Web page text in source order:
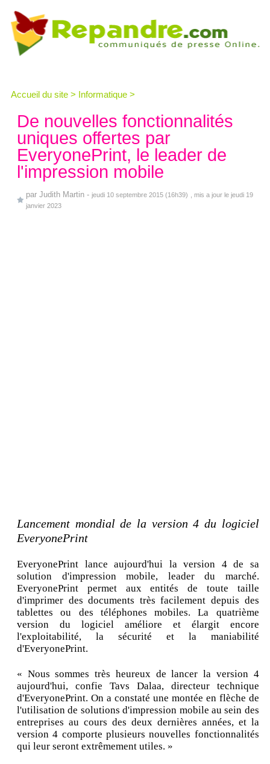
Accueil du site > Informatique >
De nouvelles fonctionnalités
uniques offertes par
EveryonePrint, le leader de
l'impression mobile
par Judith Martin - jeudi 10 septembre 2015 (16h39)
, mis a jour le jeudi 19
janvier 2023
Lancement mondial de la version 4 du logiciel
EveryonePrint
EveryonePrint lance aujourd'hui la version 4 de sa
solution d'impression mobile, leader du marché.
EveryonePrint permet aux entités de toute taille
d'imprimer des documents très facilement depuis des
tablettes ou des téléphones mobiles. La quatrième
version du logiciel améliore et élargit encore
l'exploitabilité, la sécurité et la maniabilité
d'EveryonePrint.
« Nous sommes très heureux de lancer la version 4
aujourd'hui, confie Tavs Dalaa, directeur technique
d'EveryonePrint. On a constaté une montée en flèche de
l'utilisation de solutions d'impression mobile au sein des
entreprises au cours des deux dernières années, et la
version 4 comporte plusieurs nouvelles fonctionnalités
qui leur seront extrêmement utiles. »